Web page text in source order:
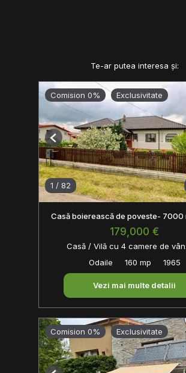
Te-ar putea interesa și:
Comision 0% Exclusivitate
1 / 82
Previous
Casă boierească de poveste- 7000
179,000 €
Casă / Vilă cu 4 camere de
Odaile
160 mp 1965
Vezi mai multe detalii
Comision 0% Exclusivitate